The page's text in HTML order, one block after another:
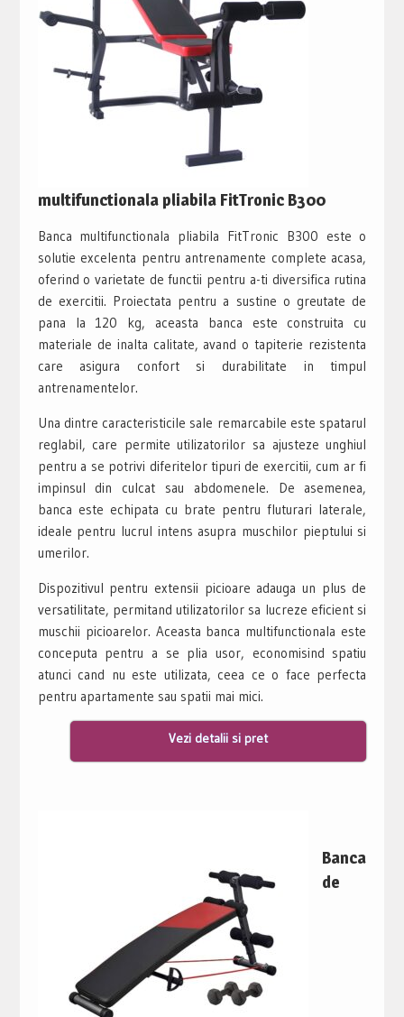
multifunctionala pliabila FitTronic B300
Banca multifunctionala pliabila FitTronic B300 este o
solutie excelenta pentru antrenamente complete acasa,
oferind o varietate de functii pentru a-ti diversifica rutina
de exercitii. Proiectata pentru a sustine o greutate de
pana la 120 kg, aceasta banca este construita cu
materiale de inalta calitate, avand o tapiterie rezistenta
care asigura confort si durabilitate in timpul
antrenamentelor.
Una dintre caracteristicile sale remarcabile este spatarul
reglabil, care permite utilizatorilor sa ajusteze unghiul
pentru a se potrivi diferitelor tipuri de exercitii, cum ar fi
impinsul din culcat sau abdomenele. De asemenea,
banca este echipata cu brate pentru fluturari laterale,
ideale pentru lucrul intens asupra muschilor pieptului si
umerilor.
Dispozitivul pentru extensii picioare adauga un plus de
versatilitate, permitand utilizatorilor sa lucreze eficient si
muschii picioarelor. Aceasta banca multifunctionala este
conceputa pentru a se plia usor, economisind spatiu
atunci cand nu este utilizata, ceea ce o face perfecta
pentru apartamente sau spatii mai mici.
Vezi detalii si pret
Banca
de